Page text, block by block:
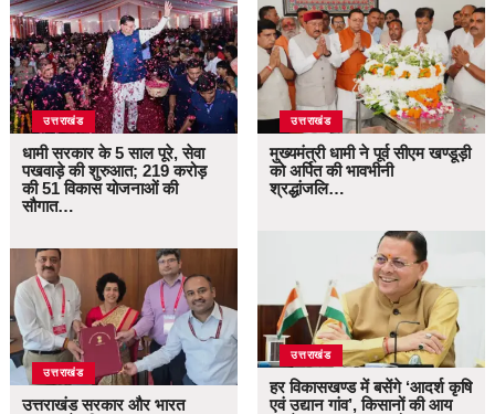
उत्तराखंड
धामी सरकार के 5 साल पूरे, सेवा
पखवाड़े की शुरुआत; 219 करोड़
की 51 विकास योजनाओं की
सौगात…
उत्तराखंड
उत्तराखंड सरकार और भारत
उत्तराखंड
मुख्यमंत्री धामी ने पूर्व सीएम खण्डूड़ी
को अर्पित की भावभीनी
श्रद्धांजलि…
उत्तराखंड
हर विकासखण्ड में बसेंगे ‘आदर्श कृषि
एवं उद्यान गांव’, किसानों की आय